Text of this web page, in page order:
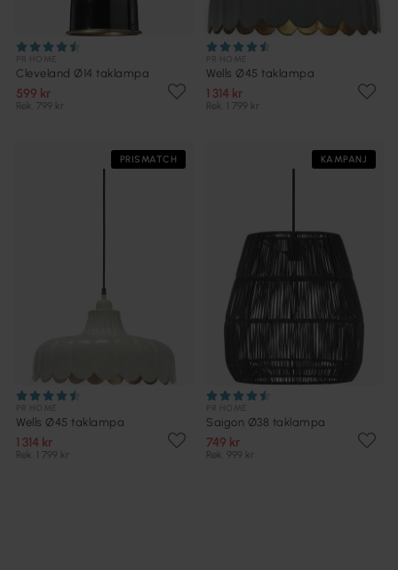
Cleveland Ø14 taklampa
599 kr
Rek. 799 kr
Wells Ø45 taklampa
1 314 kr
Rek. 1 799 kr
PRISMATCH
Wells Ø45 taklampa
1 314 kr
Rek. 1 799 kr
KAMPANJ
Saigon Ø38 taklampa
749 kr
Rek. 999 kr